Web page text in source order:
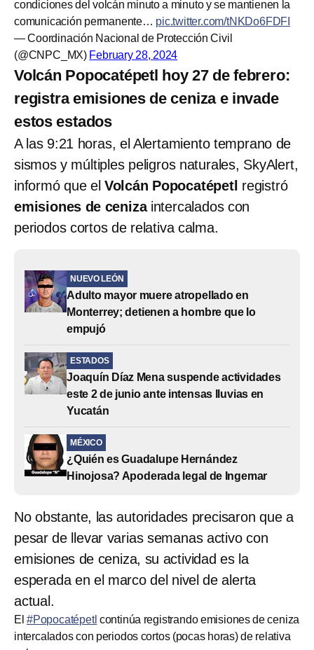
condiciones del volcán minuto a minuto y se mantienen la
comunicación permanente… pic.twitter.com/tNKDo6FDFI
— Coordinación Nacional de Protección Civil
(@CNPC_MX) February 28, 2024
Volcán Popocatépetl hoy 27 de febrero:
registra emisiones de ceniza e invade
estos estados
A las 9:21 horas, el Alertamiento temprano de
sismos y múltiples peligros naturales, SkyAlert,
informó que el Volcán Popocatépetl registró
emisiones de ceniza intercalados con
periodos cortos de relativa calma.
NUEVO LEÓN
Adulto mayor muere atropellado en
Monterrey; detienen a hombre que lo
empujó
ESTADOS
Joaquín Díaz Mena suspende actividades
este 2 de junio ante intensas lluvias en
Yucatán
MÉXICO
¿Quién es Guadalupe Hernández
Hinojosa? Apoderada legal de Ingemar
No obstante, las autoridades precisaron que a
pesar de llevar varias semanas activo con
emisiones de ceniza, su actividad es la
esperada en el marco del nivel de alerta
actual.
El #Popocatépetl continúa registrando emisiones de ceniza
intercalados con periodos cortos (pocas horas) de relativa